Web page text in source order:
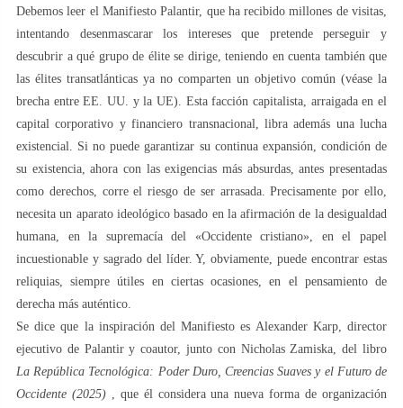
Debemos leer el Manifiesto Palantir, que ha recibido millones de visitas,
intentando desenmascarar los intereses que pretende perseguir y
descubrir a qué grupo de élite se dirige, teniendo en cuenta también que
las élites transatlánticas ya no comparten un objetivo común (véase la
brecha entre EE. UU. y la UE). Esta facción capitalista, arraigada en el
capital corporativo y financiero transnacional, libra además una lucha
existencial. Si no puede garantizar su continua expansión, condición de
su existencia, ahora con las exigencias más absurdas, antes presentadas
como derechos, corre el riesgo de ser arrasada. Precisamente por ello,
necesita un aparato ideológico basado en la afirmación de la desigualdad
humana, en la supremacía del «Occidente cristiano», en el papel
incuestionable y sagrado del líder. Y, obviamente, puede encontrar estas
reliquias, siempre útiles en ciertas ocasiones, en el pensamiento de
derecha más auténtico.
Se dice que la inspiración del Manifiesto es Alexander Karp, director
ejecutivo de Palantir y coautor, junto con Nicholas Zamiska, del libro
La República Tecnológica: Poder Duro, Creencias Suaves y el Futuro de
Occidente (2025), que él considera una nueva forma de organización